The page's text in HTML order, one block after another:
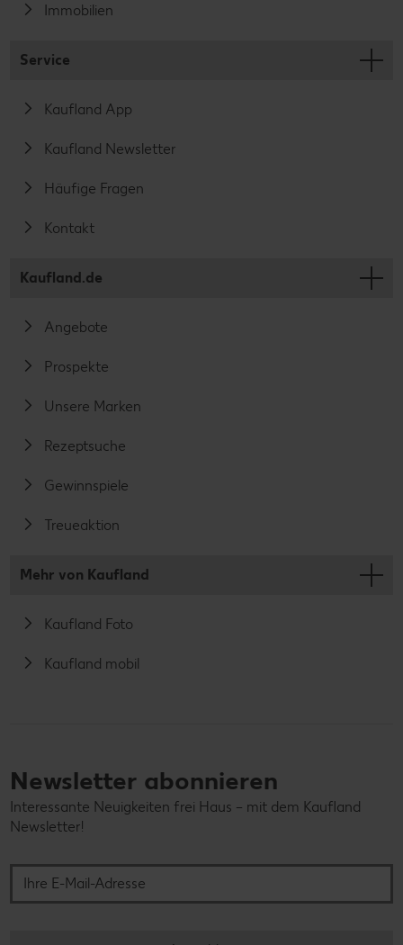
Immobilien
Service
Kaufland App
Kaufland Newsletter
Häufige Fragen
Kontakt
Kaufland.de
Angebote
Prospekte
Unsere Marken
Rezeptsuche
Gewinnspiele
Treueaktion
Mehr von Kaufland
Kaufland Foto
Kaufland mobil
Newsletter abonnieren
Interessante Neuigkeiten frei Haus – mit dem Kaufland
Newsletter!